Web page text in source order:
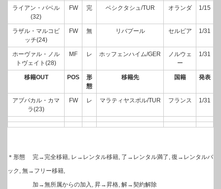
ライアン・バベル
(32)
FW 完 ベシクタシュ/TUR オランダ 1/15
ラザル・マルコビ
ッチ(24)
FW 無 リバプール セルビア 1/31
ホーヴァル・ノル
トヴェイト(28)
MF レ ホッフェンハイム/GER
ノルウェ
ー
1/31
移籍OUT POS
形
態
移籍先 国籍 発表
アブバカル・カマ
ラ(23)
FW レ マラティヤスポル/TUR フランス 1/31
＊形態 完→完全移籍, レ→レンタル移籍, 了→レンタル満了, 復→レンタルバ
ック, 無→フリー移籍,
加→無所属からの加入, 昇→昇格, 解→契約解除